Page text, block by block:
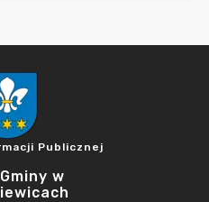
Publicznej
w